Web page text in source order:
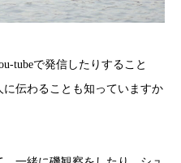
tubeで発信したりすること
伝わることも知っていますか